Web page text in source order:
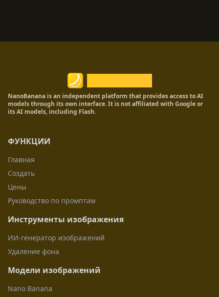
NanoBanana is an independent platform that provides access to AI
models through its own interface. It is not affiliated with Google or
its AI models, including Flash.
ФУНКЦИИ
Главная
Создать
Цены
Руководство по промптам
Инструменты изображения
ИИ-генератор изображений
Удаление фона
Модели изображений
Nano Banana